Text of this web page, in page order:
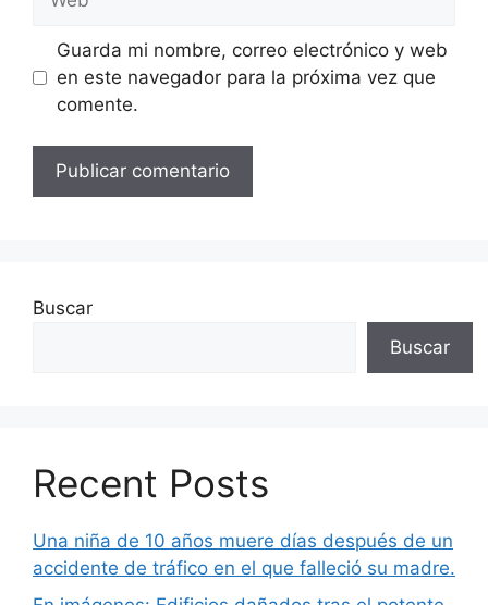
Guarda mi nombre, correo electrónico y web
en este navegador para la próxima vez que
comente.
Buscar
Buscar
Recent Posts
Una niña de 10 años muere días después de un
accidente de tráfico en el que falleció su madre.